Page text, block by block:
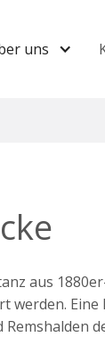
uns
aus
werden.